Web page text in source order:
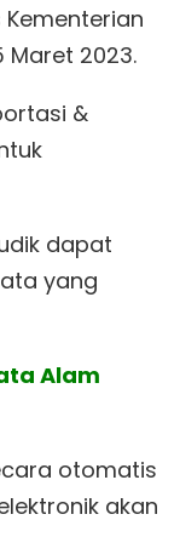
Maret 2023.
&
dapat
yang
Alam
otomatis
akan